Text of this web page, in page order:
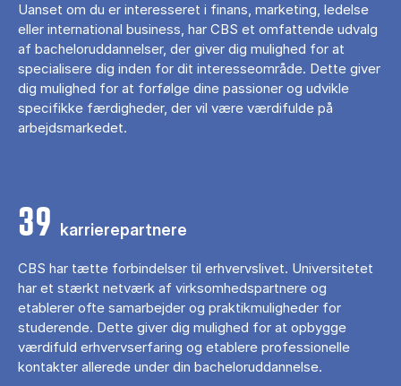
Uanset om du er interesseret i finans, marketing, ledelse
eller international business, har CBS et omfattende udvalg
af bacheloruddannelser, der giver dig mulighed for at
specialisere dig inden for dit interesseområde. Dette giver
dig mulighed for at forfølge dine passioner og udvikle
specifikke færdigheder, der vil være værdifulde på
arbejdsmarkedet.
39 karrierepartnere
CBS har tætte forbindelser til erhvervslivet. Universitetet
har et stærkt netværk af virksomhedspartnere og
etablerer ofte samarbejder og praktikmuligheder for
studerende. Dette giver dig mulighed for at opbygge
værdifuld erhvervserfaring og etablere professionelle
kontakter allerede under din bacheloruddannelse.